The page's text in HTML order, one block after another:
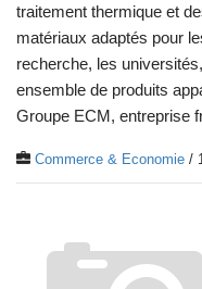
traitement thermique et
matériaux adaptés pour
recherche, les
ensemble de produits
Groupe ECM, entreprise
Commerce & Economie /